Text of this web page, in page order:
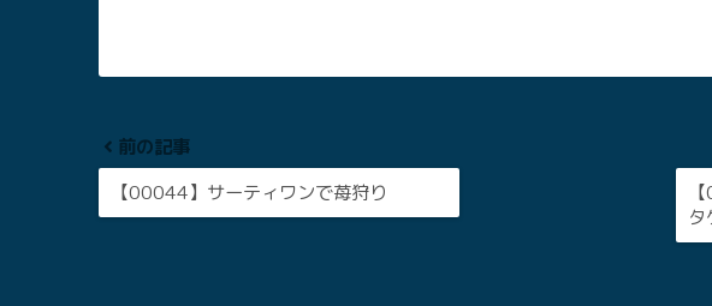
前の記事
【00044】サーティワンで苺狩り